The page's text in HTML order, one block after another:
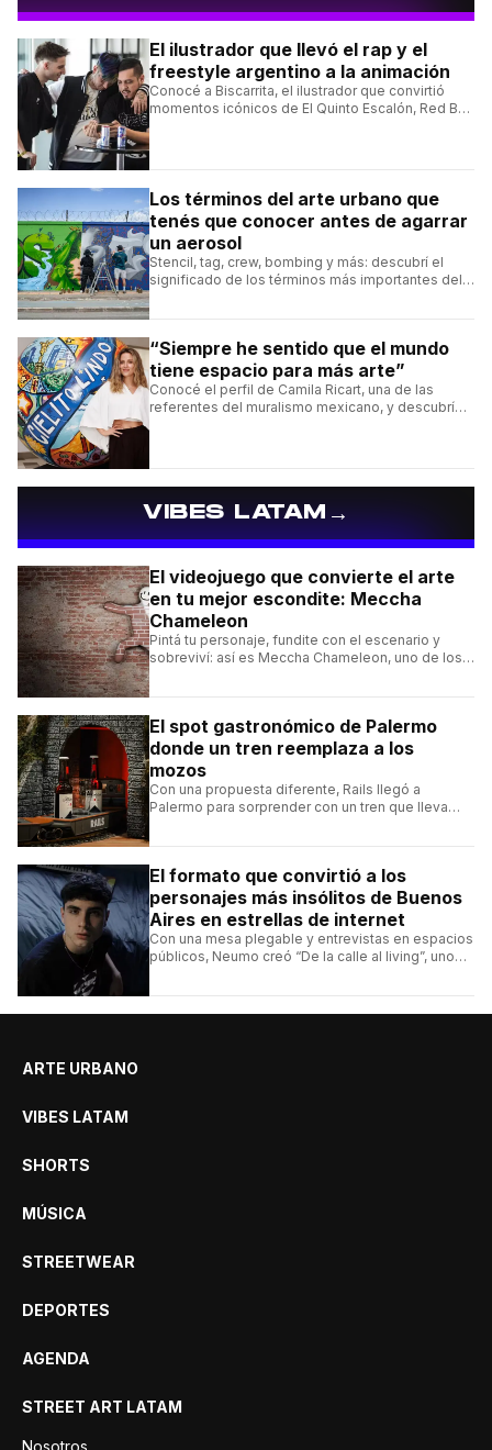
El ilustrador que llevó el rap y el
freestyle argentino a la animación
Conocé a Biscarrita, el ilustrador que convirtió
momentos icónicos de El Quinto Escalón, Red Bull
Los términos del arte urbano que
tenés que conocer antes de agarrar
un aerosol
Stencil, tag, crew, bombing y más: descubrí el
significado de los términos más importantes del
“Siempre he sentido que el mundo
tiene espacio para más arte”
Conocé el perfil de Camila Ricart, una de las
referentes del muralismo mexicano, y descubrí
VIBES LATAM→
El videojuego que convierte el arte
en tu mejor escondite: Meccha
Chameleon
Pintá tu personaje, fundite con el escenario y
sobreviví: así es Meccha Chameleon, uno de los
El spot gastronómico de Palermo
donde un tren reemplaza a los
mozos
Con una propuesta diferente, Rails llegó a
Palermo para sorprender con un tren que lleva
El formato que convirtió a los
personajes más insólitos de Buenos
Aires en estrellas de internet
Con una mesa plegable y entrevistas en espacios
públicos, Neumo creó “De la calle al living”, uno
ARTE URBANO
VIBES LATAM
SHORTS
MÚSICA
STREETWEAR
DEPORTES
AGENDA
STREET ART LATAM
Nosotros